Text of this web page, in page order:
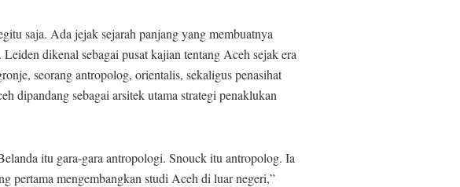
saja. Ada jejak sejarah panjang yang membuatnya
dikenal sebagai pusat kajian tentang Aceh sejak era
seorang antropolog, orientalis, sekaligus penasihat
dipandang sebagai arsitek utama strategi penaklukan
itu gara-gara antropologi. Snouck itu antropolog. Ia
pertama mengembangkan studi Aceh di luar negeri,”